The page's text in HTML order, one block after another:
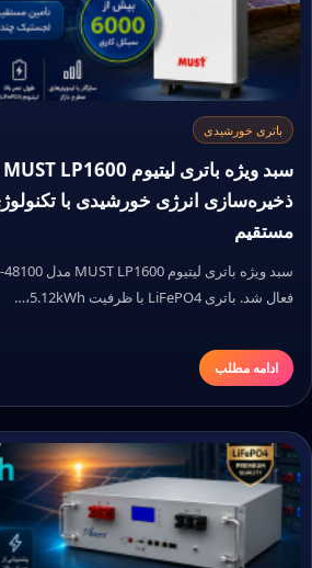
باتری خورشیدی
مستقیم
فعال شد. باتری LiFePO4 با ظرفیت 5.12kWh،…
ادامه مطلب